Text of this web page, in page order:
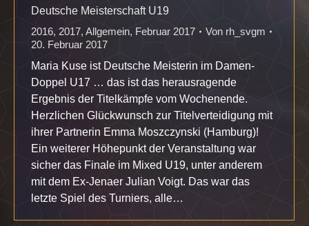
Deutsche Meisterschaft U19
2016, 2017, Allgemein, Februar 2017 Von rh_svgm
20. Februar 2017
Maria Kuse ist Deutsche Meisterin im Damen-
Doppel U17 … das ist das herausragende
Ergebnis der Titelkämpfe vom Wochenende.
Herzlichen Glückwunsch zur Titelverteidigung mit
ihrer Partnerin Emma Moszczynski (Hamburg)!
Ein weiterer Höhepunkt der Veranstaltung war
sicher das Finale im Mixed U19, unter anderem
mit dem Ex-Jenaer Julian Voigt. Das war das
letzte Spiel des Turniers, alle…